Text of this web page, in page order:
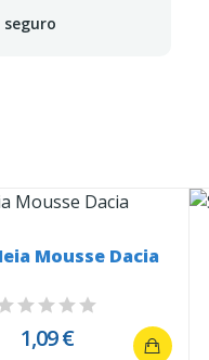
Mousse Dacia
1,09 €